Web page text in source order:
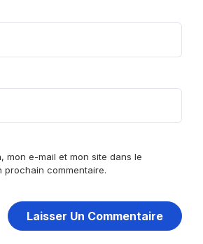
mon e-mail et mon site dans le
prochain commentaire.